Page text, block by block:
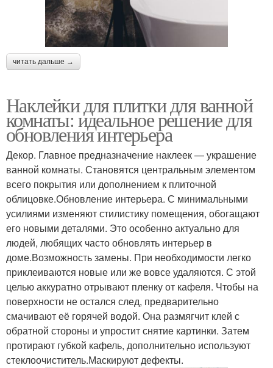
читать дальше →
Наклейки для плитки для ванной
комнаты: идеальное решение для
обновления интерьера
Декор. Главное предназначение наклеек — украшение
ванной комнаты. Становятся центральным элементом
всего покрытия или дополнением к плиточной
облицовке.Обновление интерьера. С минимальными
усилиями изменяют стилистику помещения, обогащают
его новыми деталями. Это особенно актуально для
людей, любящих часто обновлять интерьер в
доме.Возможность замены. При необходимости легко
приклеиваются новые или же вовсе удаляются. С этой
целью аккуратно отрывают пленку от кафеля. Чтобы на
поверхности не остался след, предварительно
смачивают её горячей водой. Она размягчит клей с
обратной стороны и упростит снятие картинки. Затем
протирают губкой кафель, дополнительно используют
стеклоочиститель.Маскируют дефекты.